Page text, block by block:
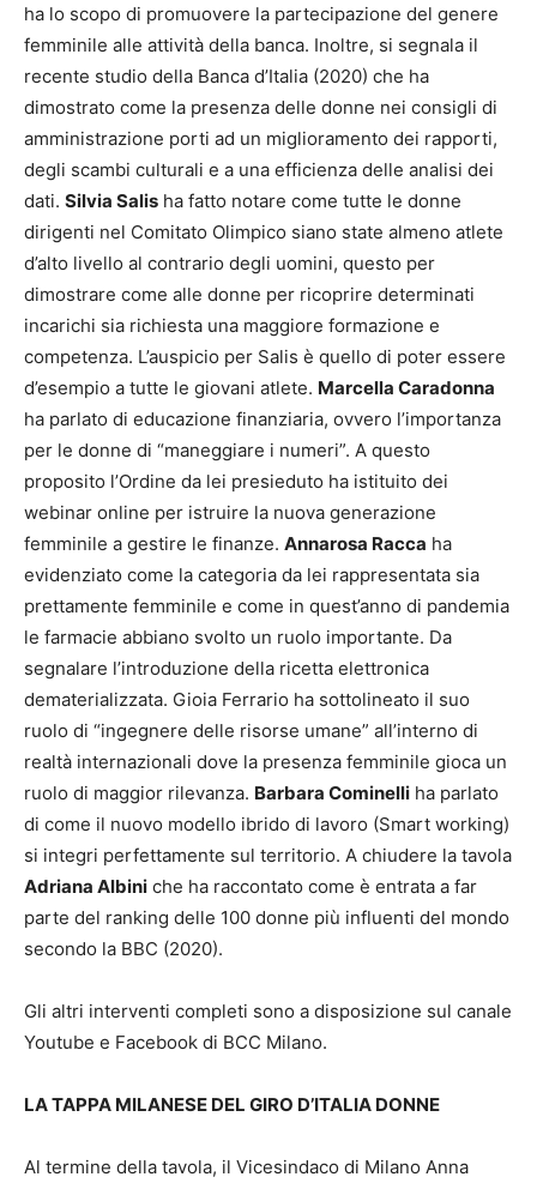
ha lo scopo di promuovere la partecipazione del genere
femminile alle attività della banca. Inoltre, si segnala il
recente studio della Banca d’Italia (2020) che ha
dimostrato come la presenza delle donne nei consigli di
amministrazione porti ad un miglioramento dei rapporti,
degli scambi culturali e a una efficienza delle analisi dei
dati. Silvia Salis ha fatto notare come tutte le donne
dirigenti nel Comitato Olimpico siano state almeno atlete
d’alto livello al contrario degli uomini, questo per
dimostrare come alle donne per ricoprire determinati
incarichi sia richiesta una maggiore formazione e
competenza. L’auspicio per Salis è quello di poter essere
d’esempio a tutte le giovani atlete. Marcella Caradonna
ha parlato di educazione finanziaria, ovvero l’importanza
per le donne di “maneggiare i numeri”. A questo
proposito l’Ordine da lei presieduto ha istituito dei
webinar online per istruire la nuova generazione
femminile a gestire le finanze. Annarosa Racca ha
evidenziato come la categoria da lei rappresentata sia
prettamente femminile e come in quest’anno di pandemia
le farmacie abbiano svolto un ruolo importante. Da
segnalare l’introduzione della ricetta elettronica
dematerializzata. Gioia Ferrario ha sottolineato il suo
ruolo di “ingegnere delle risorse umane” all’interno di
realtà internazionali dove la presenza femminile gioca un
ruolo di maggior rilevanza. Barbara Cominelli ha parlato
di come il nuovo modello ibrido di lavoro (Smart working)
si integri perfettamente sul territorio. A chiudere la tavola
Adriana Albini che ha raccontato come è entrata a far
parte del ranking delle 100 donne più influenti del mondo
secondo la BBC (2020).
Gli altri interventi completi sono a disposizione sul canale
Youtube e Facebook di BCC Milano.
LA TAPPA MILANESE DEL GIRO D’ITALIA DONNE
Al termine della tavola, il Vicesindaco di Milano Anna